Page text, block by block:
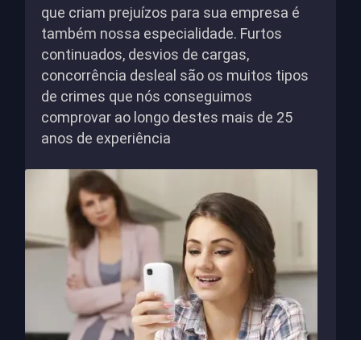
que criam prejuízos para sua empresa é
também nossa especialidade. Furtos
continuados, desvios de cargas,
concorrência desleal são os muitos tipos
de crimes que nós conseguimos
comprovar ao longo destes mais de 25
anos de experiência